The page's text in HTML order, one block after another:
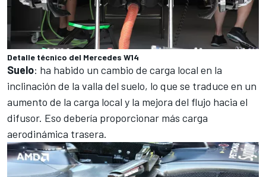
Detalle técnico del Mercedes W14
Suelo: ha habido un cambio de carga local en la
inclinación de la valla del suelo, lo que se traduce en un
aumento de la carga local y la mejora del flujo hacia el
difusor. Eso debería proporcionar más carga
aerodinámica trasera.